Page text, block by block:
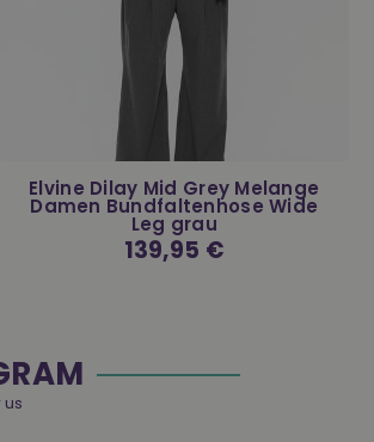
Elvine Dilay Mid Grey Melange
Damen Bundfaltenhose Wide
Leg grau
Normaler
Preis
139,95 €
us